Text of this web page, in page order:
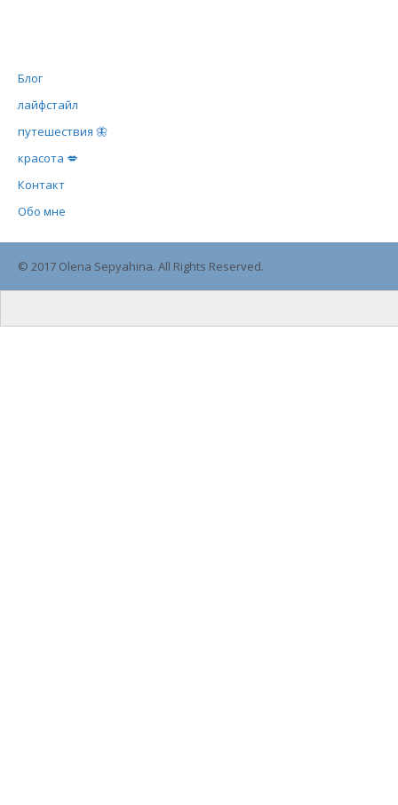
Блог
лайфстайл
путешествия 🦋
красота 💋
Контакт
Обо мне
© 2017 Olena Sepyahina. All Rights Reserved.